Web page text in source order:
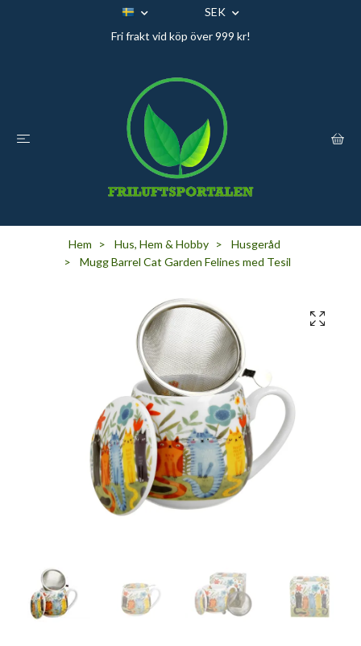
SEK
Fri frakt vid köp över 999 kr!
Hem Hus, Hem & Hobby
Husgeråd
Mugg Barrel Cat Garden Felines med Tesil